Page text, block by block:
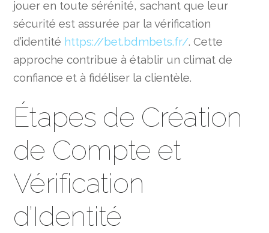
jouer en toute sérénité, sachant que leur
sécurité est assurée par la vérification
d’identité https://bet.bdmbets.fr/. Cette
approche contribue à établir un climat de
confiance et à fidéliser la clientèle.
Étapes de Création
de Compte et
Vérification
d’Identité